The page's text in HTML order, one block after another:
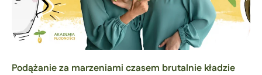
Podążanie za marzeniami czasem brutalnie kładzie